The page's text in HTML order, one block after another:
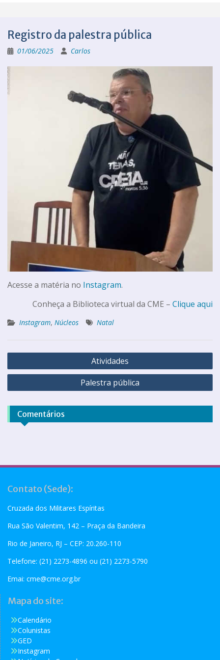
Registro da palestra pública
01/06/2025 Carlos
Acesse a matéria no Instagram.
Conheça a Biblioteca virtual da CME – Clique aqui
Instagram, Núcleos Natal
Atividades
Palestra pública
Comentários
Contato (Sede):
Cruzada dos Militares Espíritas
Rua São Valentim, 142 – Praça da Bandeira
Rio de Janeiro, RJ – CEP: 20.260-110
Telefone: (21) 2273-4896 ou (21) 2273-5790
Emai: cme@cme.org.br
Mapa do site:
Calendário
Colunistas
GED
Instagram